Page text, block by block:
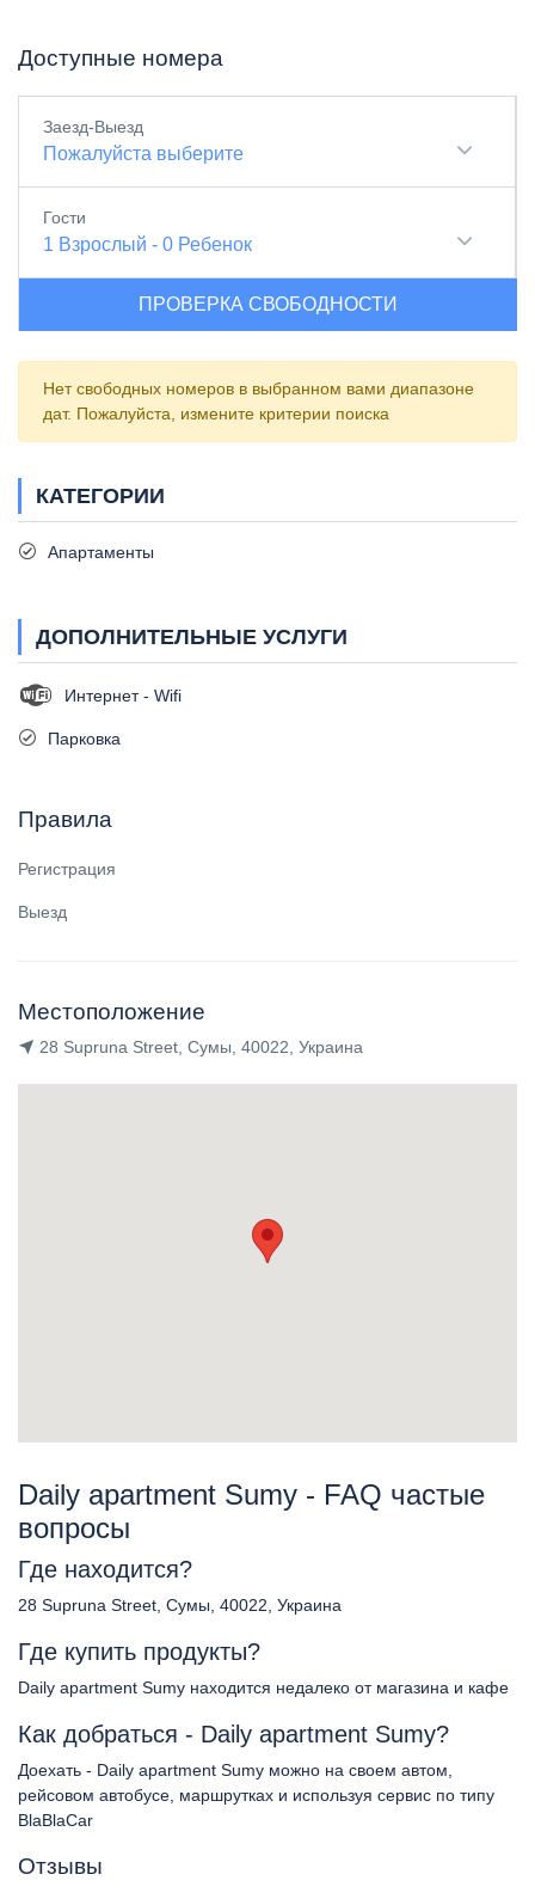
Доступные номера
Заезд-Выезд
Пожалуйста выберите
Гости
1 Взрослый - 0 Ребенок
ПРОВЕРКА СВОБОДНОСТИ
Нет свободных номеров в выбранном вами диапазоне
дат. Пожалуйста, измените критерии поиска
КАТЕГОРИИ
Апартаменты
ДОПОЛНИТЕЛЬНЫЕ УСЛУГИ
Интернет - Wifi
Парковка
Правила
Регистрация
Выезд
Местоположение
28 Supruna Street, Сумы, 40022, Украина
Daily apartment Sumy - FAQ частые
вопросы
Где находится?
28 Supruna Street, Сумы, 40022, Украина
Где купить продукты?
Daily apartment Sumy находится недалеко от магазина и кафе
Как добраться - Daily apartment Sumy?
Доехать - Daily apartment Sumy можно на своем автом,
рейсовом автобусе, маршрутках и используя сервис по типу
BlaBlaCar
Отзывы